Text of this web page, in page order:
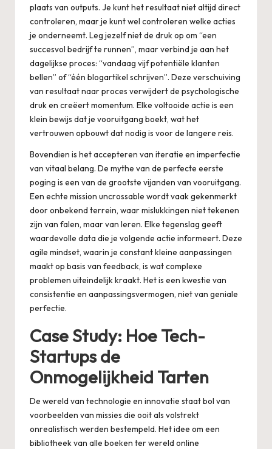
plaats van outputs. Je kunt het resultaat niet altijd direct
controleren, maar je kunt wel controleren welke acties
je onderneemt. Leg jezelf niet de druk op om “een
succesvol bedrijf te runnen”, maar verbind je aan het
dagelijkse proces: “vandaag vijf potentiële klanten
bellen” of “één blogartikel schrijven”. Deze verschuiving
van resultaat naar proces verwijdert de psychologische
druk en creëert momentum. Elke voltooide actie is een
klein bewijs dat je vooruitgang boekt, wat het
vertrouwen opbouwt dat nodig is voor de langere reis.
Bovendien is het accepteren van iteratie en imperfectie
van vitaal belang. De mythe van de perfecte eerste
poging is een van de grootste vijanden van vooruitgang.
Een echte mission uncrossable wordt vaak gekenmerkt
door onbekend terrein, waar mislukkingen niet tekenen
zijn van falen, maar van leren. Elke tegenslag geeft
waardevolle data die je volgende actie informeert. Deze
agile mindset, waarin je constant kleine aanpassingen
maakt op basis van feedback, is wat complexe
problemen uiteindelijk kraakt. Het is een kwestie van
consistentie en aanpassingsvermogen, niet van geniale
perfectie.
Case Study: Hoe Tech-
Startups de
Onmogelijkheid Tarten
De wereld van technologie en innovatie staat bol van
voorbeelden van missies die ooit als volstrekt
onrealistisch werden bestempeld. Het idee om een
bibliotheek van alle boeken ter wereld online